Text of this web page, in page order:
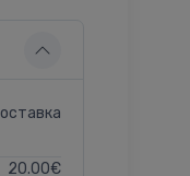
20.00€